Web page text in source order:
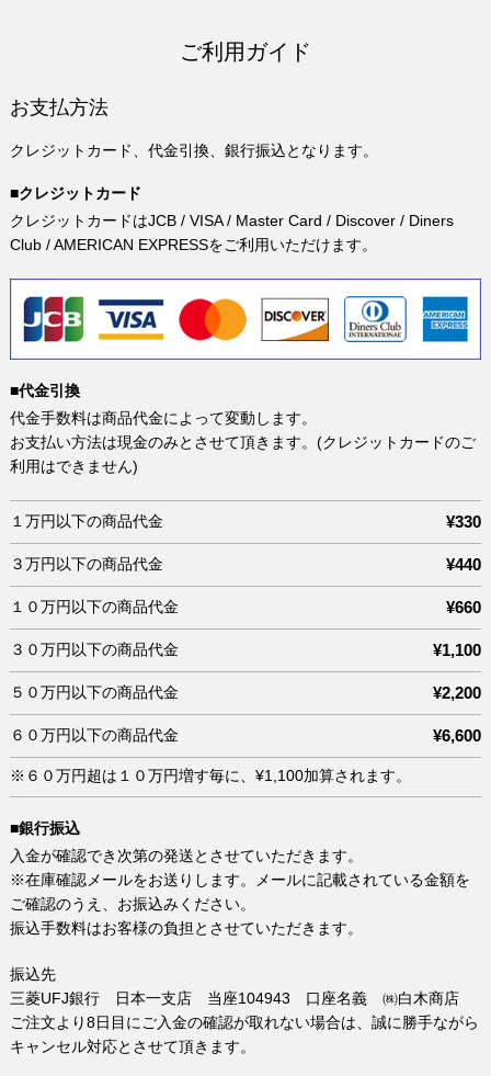
ご利用ガイド
お支払方法
クレジットカード、代金引換、銀行振込となります。
■クレジットカード
クレジットカードはJCB / VISA / Master Card / Discover / Diners
Club / AMERICAN EXPRESSをご利用いただけます。
■代金引換
代金手数料は商品代金によって変動します。
お支払い方法は現金のみとさせて頂きます。(クレジットカードのご
利用はできません)
１万円以下の商品代金 ¥330
３万円以下の商品代金 ¥440
１０万円以下の商品代金 ¥660
３０万円以下の商品代金 ¥1,100
５０万円以下の商品代金 ¥2,200
６０万円以下の商品代金 ¥6,600
※６０万円超は１０万円増す毎に、¥1,100加算されます。
■銀行振込
入金が確認でき次第の発送とさせていただきます。
※在庫確認メールをお送りします。メールに記載されている金額を
ご確認のうえ、お振込みください。
振込手数料はお客様の負担とさせていただきます。
振込先
三菱UFJ銀行 日本一支店 当座104943 口座名義 ㈱白木商店
ご注文より8日目にご入金の確認が取れない場合は、誠に勝手ながら
キャンセル対応とさせて頂きます。